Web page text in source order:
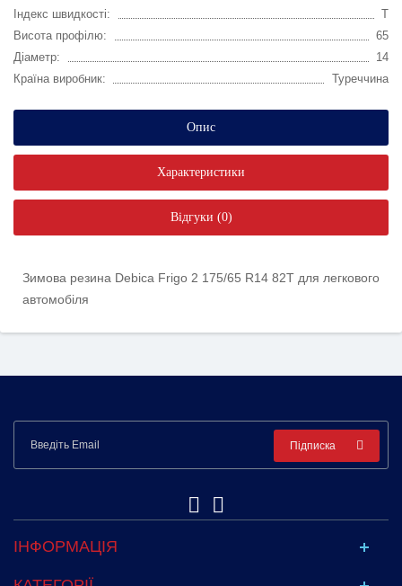
Індекс швидкості:
T
Висота профілю:
65
Діаметр:
14
Країна виробник:
Туреччина
Опис
Характеристики
Відгуки (0)
Зимова резина Debica Frigo 2 175/65 R14 82T для легкового
автомобіля
Підписка
ІНФОРМАЦІЯ